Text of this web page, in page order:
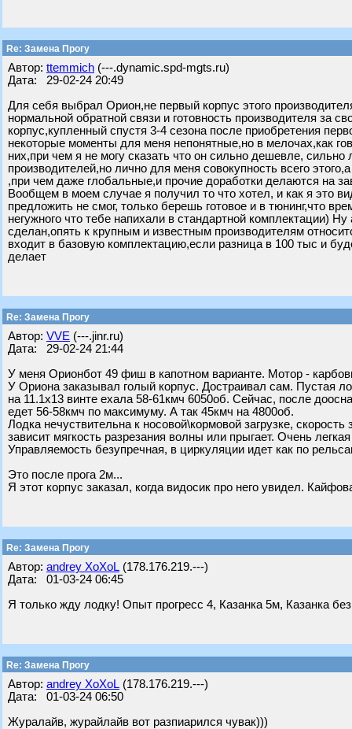
Re: Замена Прогу
Автор: ttemmich (---.dynamic.spd-mgts.ru)
Дата: 29-02-24 20:49
Для себя выбрал Орион,не первый корпус этого
нормальной обратной связи и готовность производителя за
корпус,купленный спустя 3-4 сезона после приобретения
некоторые моменты для меня непонятные,но в мелочах,как
них,при чем я не могу сказать что он сильно дешевле,
производителей,но лично для меня совокупность всего
,при чем даже глобальные,и прочие доработки делаются на
Вообщем в моем случае я получил то что хотел, и как я это
предложить не смог, только берешь готовое и в тюнинг,что
негужного что тебе напихали в стандартной комплектации)
сделан,опять к крупным и известным производителям
входит в базовую комплектацию,если разница в 100 тыс и
делает
Re: Замена Прогу
Автор: VVE (---.jinr.ru)
Дата: 29-02-24 21:44
У меня Орионбот 49 фиш в капотном варианте. Мотор -
У Ориона заказывал голый корпус. Достраивал сам. Пустая
на 11.1х13 винте ехала 58-61кмч 6050об. Сейчас, после
едет 56-58кмч по максимуму. А так 45кмч на 4800об.
Лодка нечуствительна к носовой\кормовой загрузке, скорость
зависит мягкость разрезания волны или прыгает. Очень
Управляемость безупречная, в циркуляции идет как по
Это после прога 2м...
Я этот корпус заказал, когда видосик про него увидел.
Re: Замена Прогу
Автор: andrey XoXoL (178.176.219.---)
Дата: 01-03-24 06:45
Я только жду лодку! Опыт прогресс 4, Казанка 5м, Казанка
Re: Замена Прогу
Автор: andrey XoXoL (178.176.219.---)
Дата: 01-03-24 06:50
Журалайв, журайлайв вот разпиарился чувак)))